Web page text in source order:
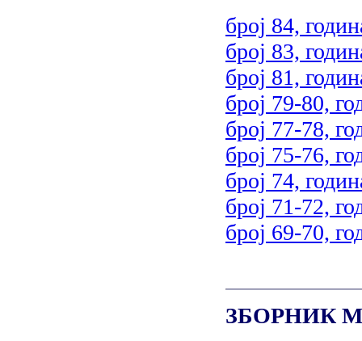
број 84,
број 83,
број 81,
број 79-80,
број 77-78,
број 75-76,
број 74,
број 71-72,
број 69-70,
ЗБОРНИК